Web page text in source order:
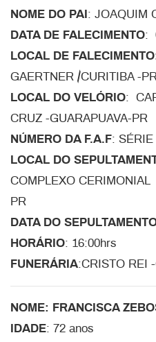
NOME DO PAI : JOAQUIM
DATA DE FALECIMENTO:
LOCAL DE
GAERTNER /CURITIBA -PR
LOCAL DO VELÓRIO:
CRUZ -GUARAPUAVA-PR
NÚMERO DA F.A.F: SÉRIE
LOCAL DO
COMPLEXO
PR
DATA DO
HORÁRIO: 16:00hrs
FUNERÁRIA:CRISTO REI
NOME: FRANCISCA
IDADE: 72 anos